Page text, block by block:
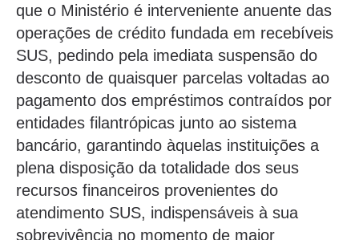
que o Ministério é interveniente anuente das
operações de crédito fundada em recebíveis
SUS, pedindo pela imediata suspensão do
desconto de quaisquer parcelas voltadas ao
pagamento dos empréstimos contraídos por
entidades filantrópicas junto ao sistema
bancário, garantindo àquelas instituições a
plena disposição da totalidade dos seus
recursos financeiros provenientes do
atendimento SUS, indispensáveis à sua
sobrevivência no momento de maior